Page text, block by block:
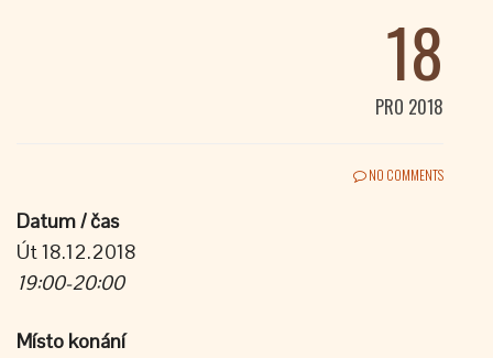
18
PRO 2018
NO COMMENTS
Datum / čas
Út 18.12.2018
19:00-20:00
Místo konání